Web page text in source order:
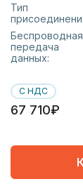
Тип
Беспроводная
передача
данных:
С НДС
67 710₽